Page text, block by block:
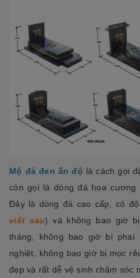
Mộ đá đen ấn độ là cách gọi
còn gọi là dòng đá hoa cương
Đây là dòng đá cao cấp, có
viết sau) và không bao giờ
tháng, không bao giờ bị phai
nghiệt, không bao giờ bị mọc
đẹp và rất dễ vệ sinh chăm sóc